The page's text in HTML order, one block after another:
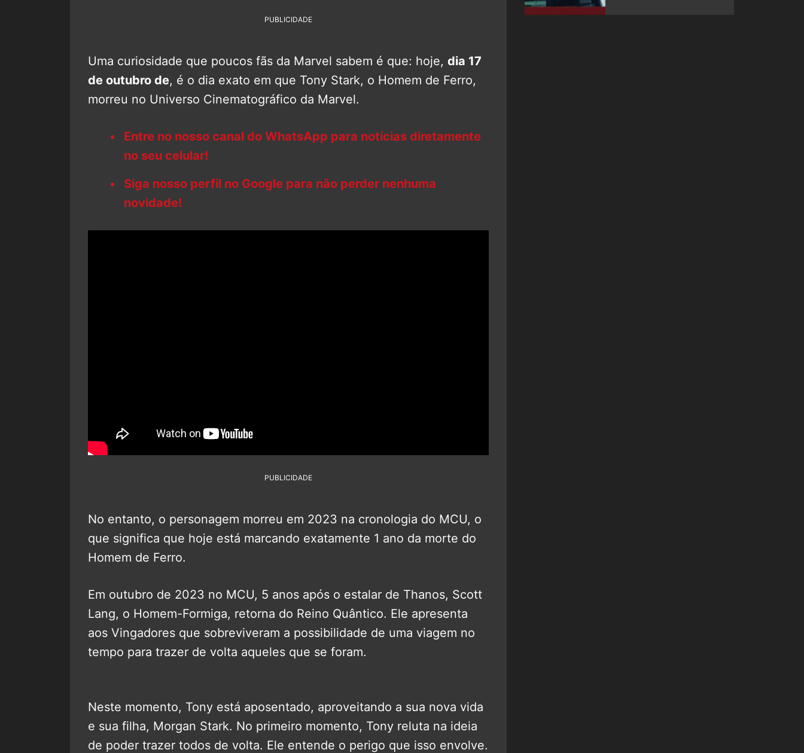
PUBLICIDADE
Uma curiosidade que poucos fãs da Marvel sabem é que: hoje, dia 17
de outubro de, é o dia exato em que Tony Stark, o Homem de Ferro,
morreu no Universo Cinematográfico da Marvel.
Entre no nosso canal do WhatsApp para notícias diretamente
no seu celular!
Siga nosso perfil no Google para não perder nenhuma
novidade!
PUBLICIDADE
No entanto, o personagem morreu em 2023 na cronologia do MCU, o
que significa que hoje está marcando exatamente 1 ano da morte do
Homem de Ferro.
Em outubro de 2023 no MCU, 5 anos após o estalar de Thanos, Scott
Lang, o Homem-Formiga, retorna do Reino Quântico. Ele apresenta
aos Vingadores que sobreviveram a possibilidade de uma viagem no
tempo para trazer de volta aqueles que se foram.
Neste momento, Tony está aposentado, aproveitando a sua nova vida
e sua filha, Morgan Stark. No primeiro momento, Tony reluta na ideia
de poder trazer todos de volta. Ele entende o perigo que isso envolve.